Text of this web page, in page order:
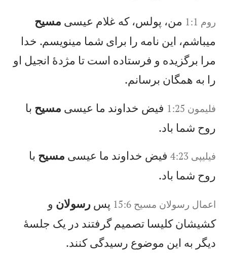
روم 1:1 من، پولس، كه غلام عيسی مسيح
میباشم، اين نامه را برای شما مینويسم. خدا
مرا برگزيده و فرستاده است تا مژدهٔ انجيل او
را به همگان برسانم.
فليمون 1:25 فيض خداوند ما عيسی مسيح با
روح شما باد.
فيليپی 4:23 فيض خداوند ما عيسی مسيح با
روح شما باد.
اعمال‌ رسولان‌ مسيح‌‌ 15:6 پسرسولان و
كشيشان كليسا تصميم گرفتند در يک جلسهٔ
ديگر به اين موضوع رسيدگی كنند.